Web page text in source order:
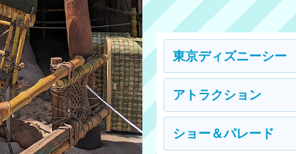
東京ディズニーシー
アトラクション
ショー＆パレード